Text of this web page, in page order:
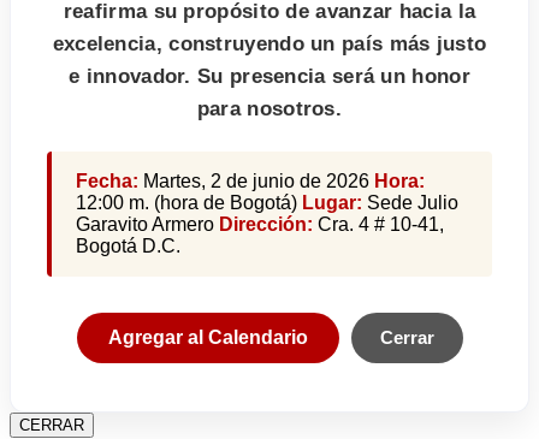
reafirma su propósito de avanzar hacia la
excelencia, construyendo un país más justo
e innovador. Su presencia será un honor
para nosotros.
Fecha: Martes, 2 de junio de 2026 Hora:
12:00 m. (hora de Bogotá) Lugar: Sede Julio
Garavito Armero Dirección: Cra. 4 # 10-41,
Bogotá D.C.
Agregar al Calendario Cerrar
CERRAR